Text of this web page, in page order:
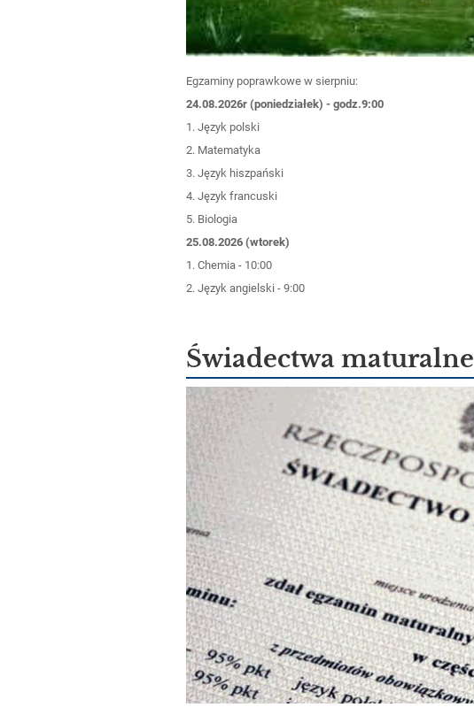
Egzaminy poprawkowe w sierpniu:
24.08.2026r (poniedziałek) - godz.9:00
1. Język polski
2. Matematyka
3. Język hiszpański
4. Język francuski
5. Biologia
25.08.2026 (wtorek)
1. Chemia - 10:00
2. Język angielski - 9:00
Świadectwa maturalne